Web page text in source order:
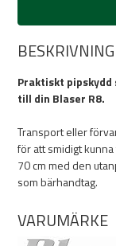
BESKRIVNING
Praktiskt
till din Blaser R8.
Transport eller
för att smidigt
70 cm med den
som bärhandtag.
VARUMÄRKE